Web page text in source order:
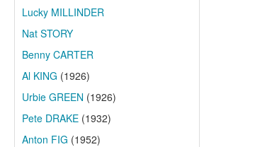
Lucky MILLINDER
Nat STORY
Benny CARTER
Al KING (1926)
Urbie GREEN (1926)
Pete DRAKE(1932)
Anton FIG (1952)